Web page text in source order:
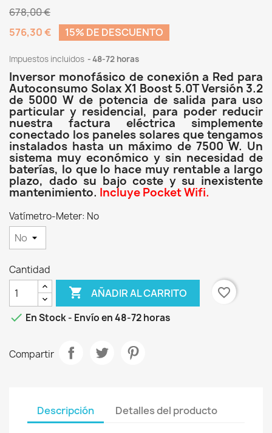
678,00 €
576,30 €
15% DE DESCUENTO
Impuestos incluidos 48-72 horas
Inversor monofásico de conexión a Red para
Autoconsumo Solax X1 Boost 5.0T Versión 3.2
de 5000 W de potencia de salida para uso
particular y residencial, para poder reducir
nuestra factura eléctrica simplemente
conectado los paneles solares que tengamos
instalados hasta un máximo de 7500 W. Un
sistema muy económico y sin necesidad de
baterías, lo que lo hace muy rentable a largo
plazo, dado su bajo coste y su inexistente
mantenimiento. Incluye Pocket Wifi.
Vatímetro-Meter: No
Cantidad
 AÑADIR AL CARRITO
favorite_border
 En Stock - Envío en 48-72 horas
Compartir
Descripción Detalles del producto